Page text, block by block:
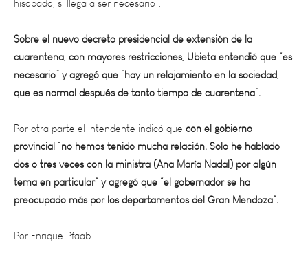
Sobre el nuevo decreto presidencial de extensión de la
cuarentena, con mayores restricciones, Ubieta entendió que “es
necesario” y agregó que “hay un relajamiento en la sociedad,
que es normal después de tanto tiempo de cuarentena”.
Por otra parte el intendente indicó quecon el gobierno
provincial “no hemos tenido mucha relación. Solo he hablado
dos o tres veces con la ministra (Ana María Nadal) por algún
tema en particular” y agregó que “el gobernador se ha
preocupado más por los departamentos del Gran Mendoza”.
Por Enrique Pfaab